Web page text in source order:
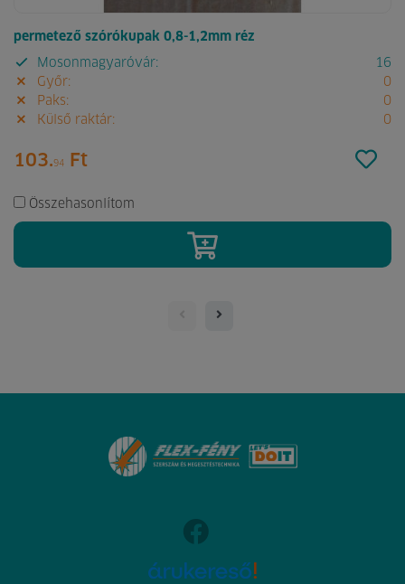
permetező szórókupak 0,8-1,2mm réz
Mosonmagyaróvár:
16
Győr:
0
Paks:
0
Külső raktár:
0
103.94 Ft
Összehasonlítom